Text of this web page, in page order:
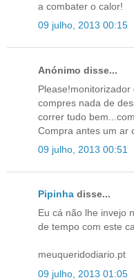
a combater o calor!
09 julho, 2013 00:15
Anónimo disse...
compres nada de
correr tudo
Compra antes um ar
09 julho, 2013 00:51
Pipinha disse...
Eu cá não lhe invejo
de tempo com este
meuqueridodiario.pt
09 julho, 2013 01:05